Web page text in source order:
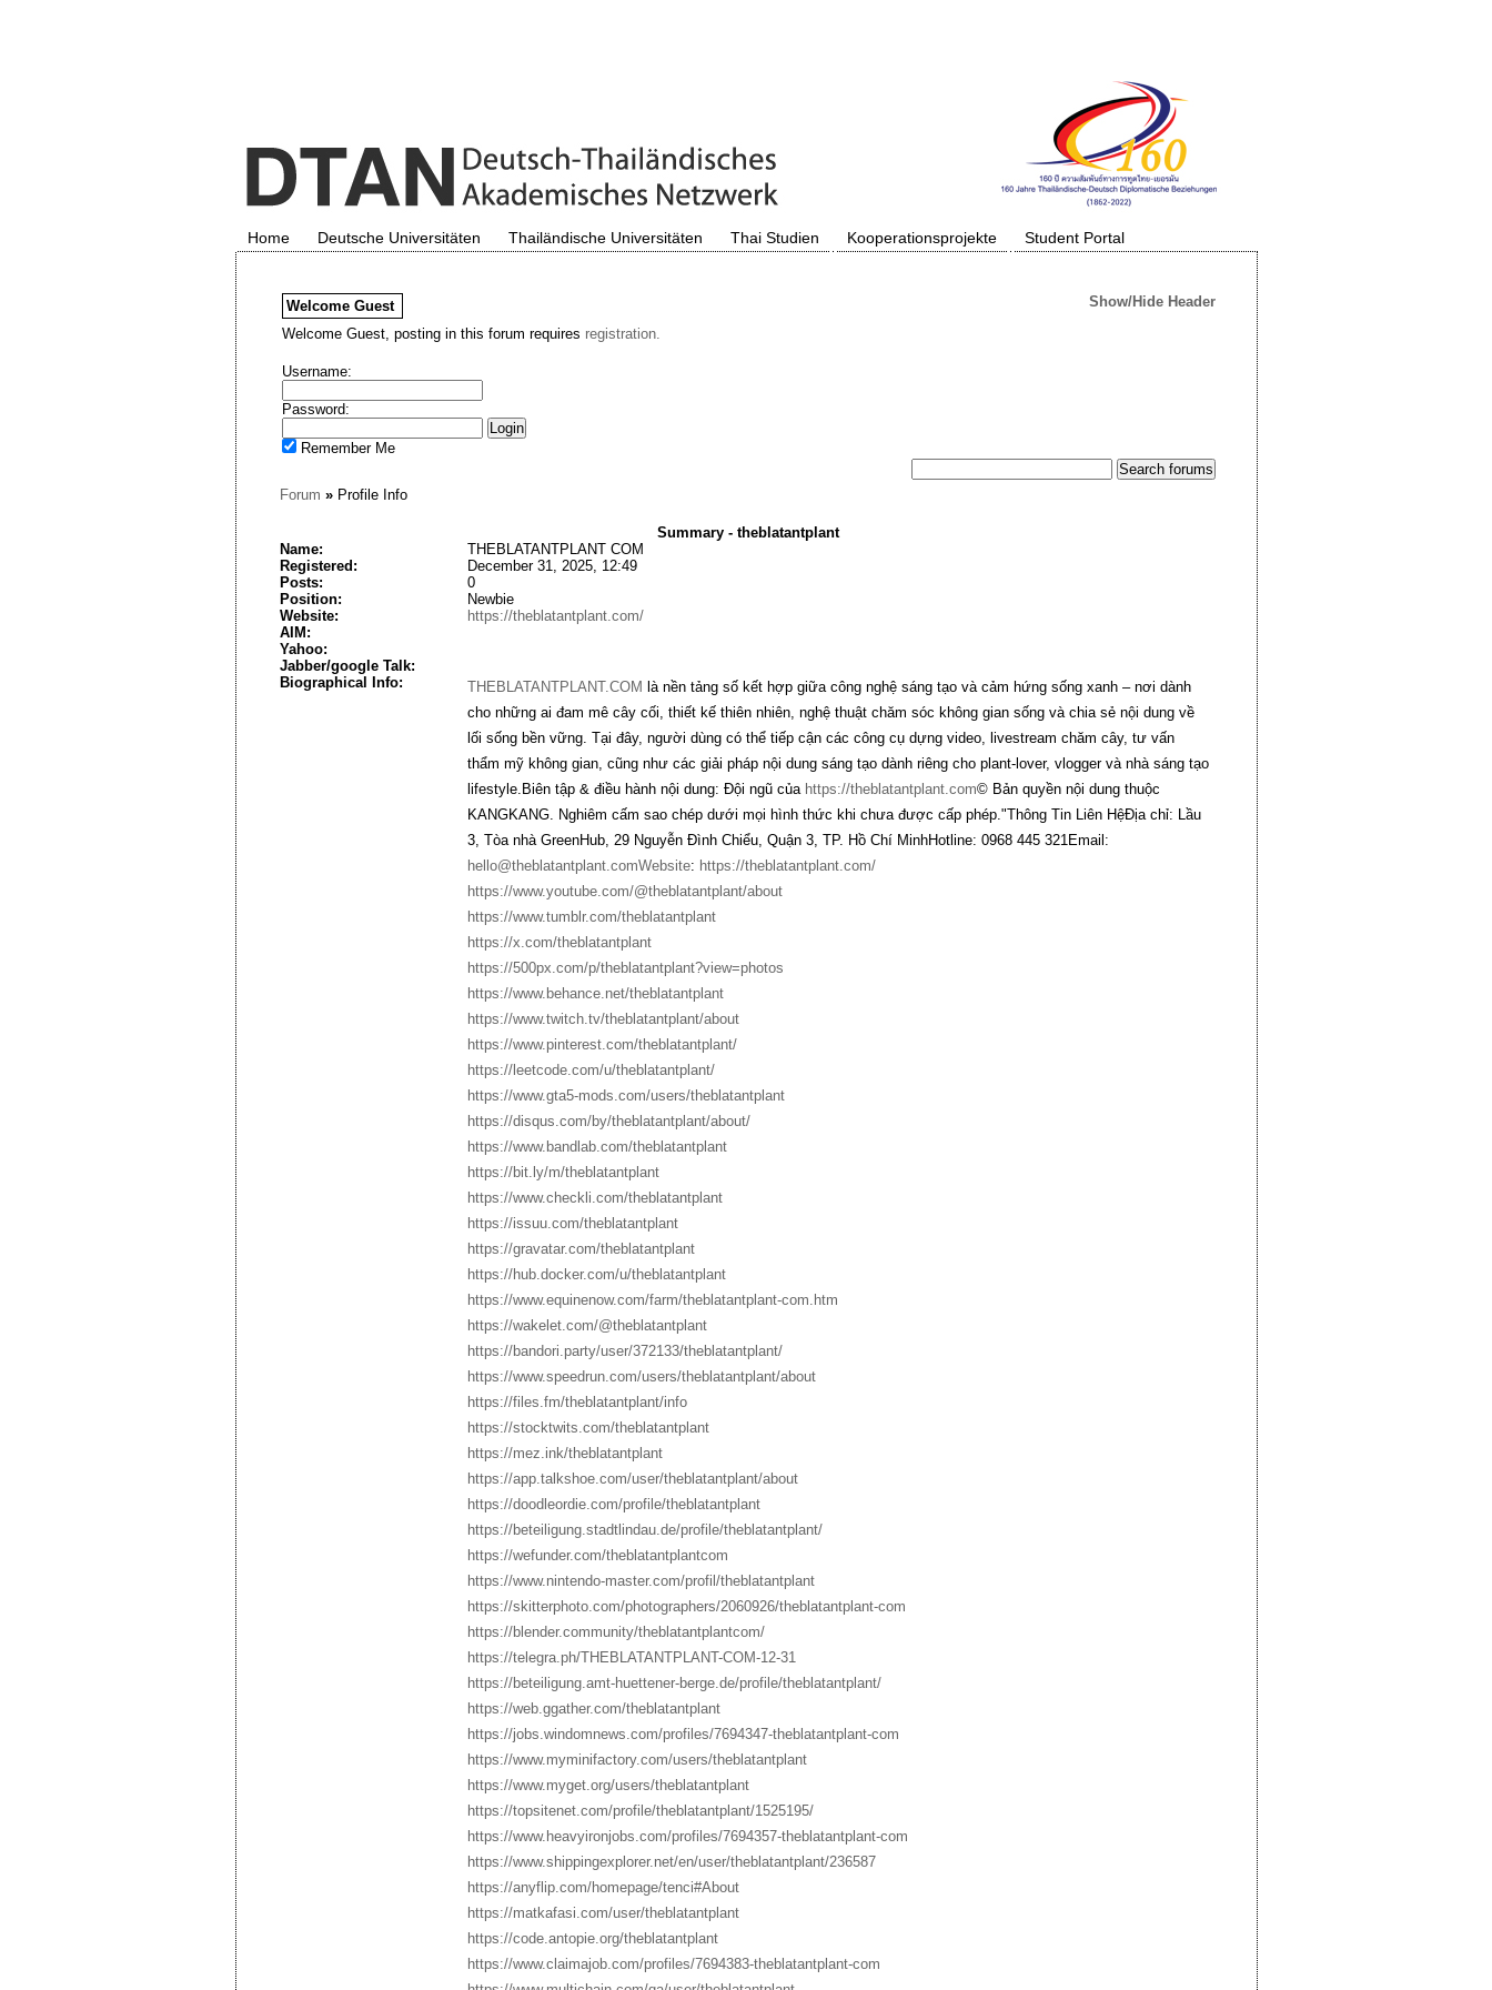
Home Deutsche Universitäten Thailändische Universitäten Thai Studien Kooperationsprojekte Student Portal
Welcome Guest
Show/Hide Header
Welcome Guest, posting in this forum requires registration.
Username:
Password:
Remember Me
Forum »Profile Info
Summary - theblatantplant
Name:
THEBLATANTPLANT COM
Registered:
December 31, 2025, 12:49
Posts:
0
Position:
Newbie
Website:
https://theblatantplant.com/
AIM:
Yahoo:
Jabber/google Talk:
Biographical Info:
THEBLATANTPLANT.COM là nền tảng số kết hợp giữa công nghệ sáng tạo và cảm hứng sống xanh – nơi dành
cho những ai đam mê cây cối, thiết kế thiên nhiên, nghệ thuật chăm sóc không gian sống và chia sẻ nội dung về
lối sống bền vững. Tại đây, người dùng có thể tiếp cận các công cụ dựng video, livestream chăm cây, tư vấn
thẩm mỹ không gian, cũng như các giải pháp nội dung sáng tạo dành riêng cho plant-lover, vlogger và nhà sáng tạo
lifestyle.Biên tập & điều hành nội dung: Đội ngũ của https://theblatantplant.com© Bản quyền nội dung thuộc
KANGKANG. Nghiêm cấm sao chép dưới mọi hình thức khi chưa được cấp phép."Thông Tin Liên HệĐịa chỉ: Lầu
3, Tòa nhà GreenHub, 29 Nguyễn Đình Chiểu, Quận 3, TP. Hồ Chí MinhHotline: 0968 445 321Email:
hello@theblatantplant.comWebsite: https://theblatantplant.com/
https://www.youtube.com/@theblatantplant/about
https://www.tumblr.com/theblatantplant
https://x.com/theblatantplant
https://500px.com/p/theblatantplant?view=photos
https://www.behance.net/theblatantplant
https://www.twitch.tv/theblatantplant/about
https://www.pinterest.com/theblatantplant/
https://leetcode.com/u/theblatantplant/
https://www.gta5-mods.com/users/theblatantplant
https://disqus.com/by/theblatantplant/about/
https://www.bandlab.com/theblatantplant
https://bit.ly/m/theblatantplant
https://www.checkli.com/theblatantplant
https://issuu.com/theblatantplant
https://gravatar.com/theblatantplant
https://hub.docker.com/u/theblatantplant
https://www.equinenow.com/farm/theblatantplant-com.htm
https://wakelet.com/@theblatantplant
https://bandori.party/user/372133/theblatantplant/
https://www.speedrun.com/users/theblatantplant/about
https://files.fm/theblatantplant/info
https://stocktwits.com/theblatantplant
https://mez.ink/theblatantplant
https://app.talkshoe.com/user/theblatantplant/about
https://doodleordie.com/profile/theblatantplant
https://beteiligung.stadtlindau.de/profile/theblatantplant/
https://wefunder.com/theblatantplantcom
https://www.nintendo-master.com/profil/theblatantplant
https://skitterphoto.com/photographers/2060926/theblatantplant-com
https://blender.community/theblatantplantcom/
https://telegra.ph/THEBLATANTPLANT-COM-12-31
https://beteiligung.amt-huettener-berge.de/profile/theblatantplant/
https://web.ggather.com/theblatantplant
https://jobs.windomnews.com/profiles/7694347-theblatantplant-com
https://www.myminifactory.com/users/theblatantplant
https://www.myget.org/users/theblatantplant
https://topsitenet.com/profile/theblatantplant/1525195/
https://www.heavyironjobs.com/profiles/7694357-theblatantplant-com
https://www.shippingexplorer.net/en/user/theblatantplant/236587
https://anyflip.com/homepage/tenci#About
https://matkafasi.com/user/theblatantplant
https://code.antopie.org/theblatantplant
https://www.claimajob.com/profiles/7694383-theblatantplant-com